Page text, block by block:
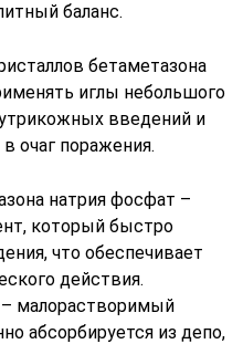
баланс.
бетаметазона
иглы небольшого
введений и
очаг поражения.
натрия фосфат –
который быстро
что обеспечивает
действия.
малорастворимый
абсорбируется из депо,